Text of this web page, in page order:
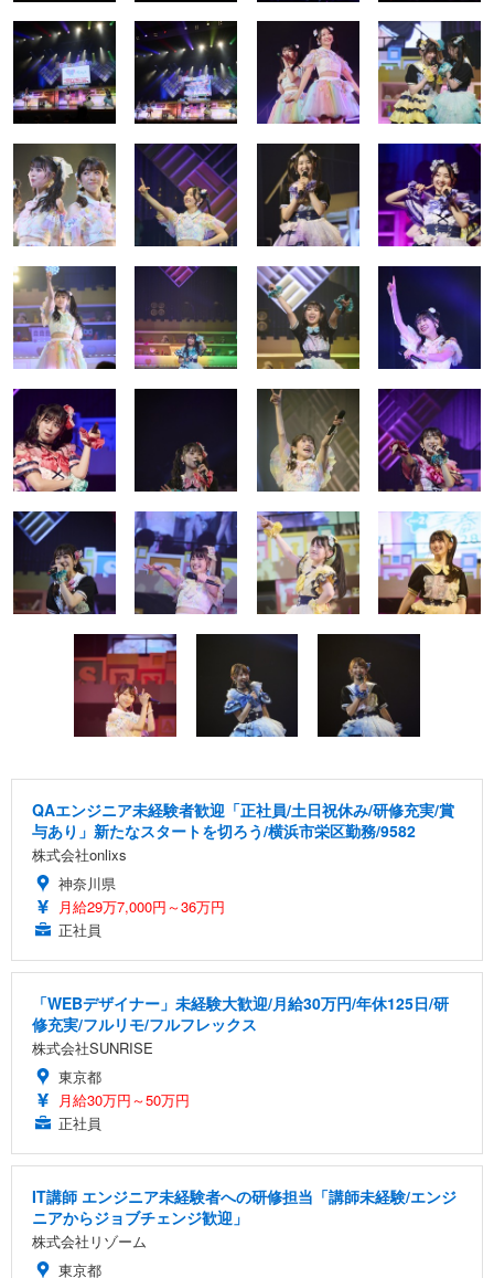
QAエンジニア未経験者歓迎「正社員/土日祝休み/研修充実/賞
与あり」新たなスタートを切ろう/横浜市栄区勤務/9582
株式会社onlixs
神奈川県
月給29万7,000円～36万円
正社員
「WEBデザイナー」未経験大歓迎/月給30万円/年休125日/研
修充実/フルリモ/フルフレックス
株式会社SUNRISE
東京都
月給30万円～50万円
正社員
IT講師 エンジニア未経験者への研修担当「講師未経験/エンジ
ニアからジョブチェンジ歓迎」
株式会社リゾーム
東京都